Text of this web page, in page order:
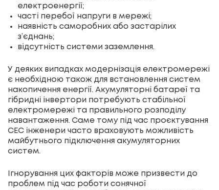
електроенергії;
часті перебої напруги в мережі;
наявність саморобних або застарілих
з’єднань;
відсутність системи заземлення.
У деяких випадках модернізація електромережі
є необхідною також для встановлення систем
накопичення енергії. Акумуляторні батареї та
гібридні інвертори потребують стабільної
електромережі та правильного розподілу
навантаження. Саме тому під час проєктування
СЕС інженери часто враховують можливість
майбутнього підключення акумуляторних
систем.
Ігнорування цих факторів може призвести до
проблем під час роботи сонячної